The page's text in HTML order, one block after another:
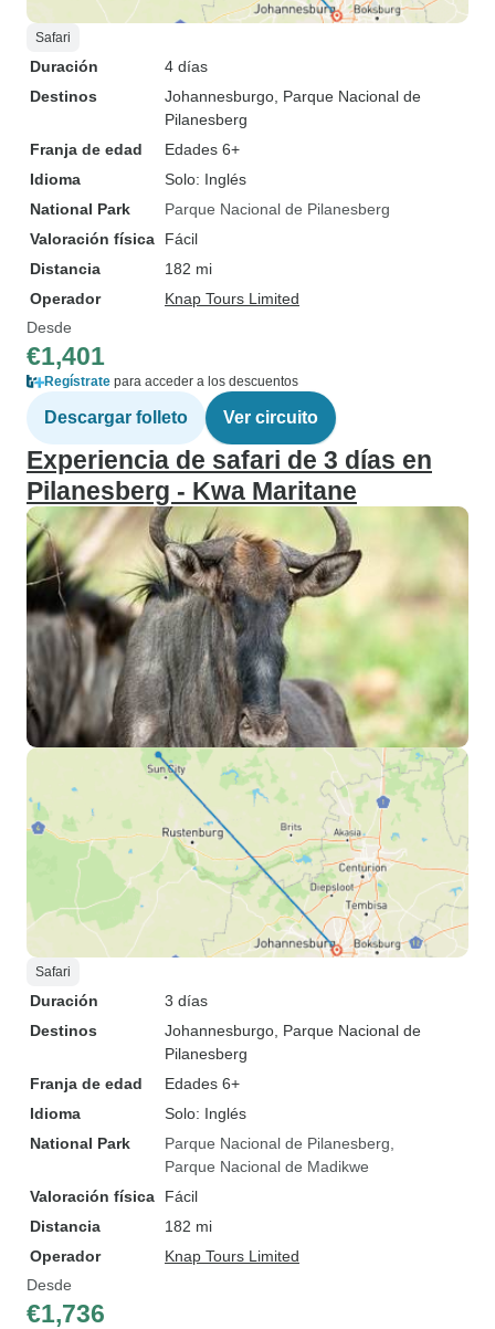
Safari
Duración
4 días
Destinos
Johannesburgo , Parque Nacional de
Pilanesberg
Franja de edad
Edades 6+
Idioma
Solo: Inglés
National Park
Parque Nacional de Pilanesberg
Valoración física
Fácil
Distancia
182 mi
Operador
Knap Tours Limited
Desde
€1,401
Regístrate para acceder a los descuentos
Descargar folleto Ver circuito
Experiencia de safari de 3 días en
Pilanesberg - Kwa Maritane
Safari
Duración
3 días
Destinos
Johannesburgo , Parque Nacional de
Pilanesberg
Franja de edad
Edades 6+
Idioma
Solo: Inglés
National Park
Parque Nacional de Pilanesberg
Parque Nacional de Madikwe
Valoración física
Fácil
Distancia
182 mi
Operador
Knap Tours Limited
Desde
€1,736